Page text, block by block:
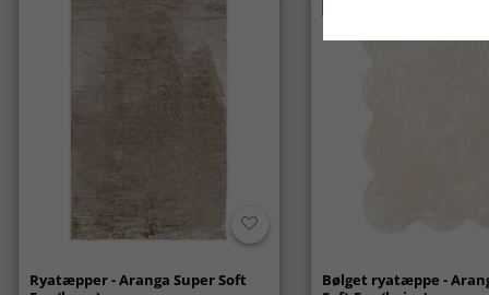
Ryatæpper - Aranga Super Soft
Bølget ryatæppe -